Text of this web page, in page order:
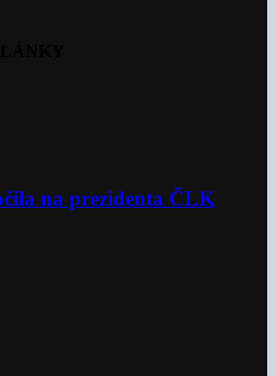
na prezidenta ČLK